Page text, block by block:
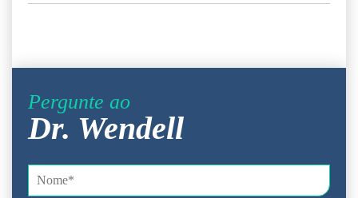
Pergunte ao
Dr. Wendell